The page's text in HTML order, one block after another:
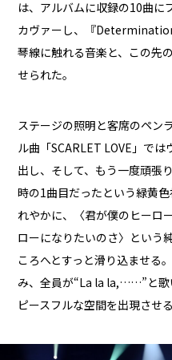
は、アルバムに収録の10曲に
カヴァーし、『
琴線に触れる音楽と、この先
せられた。
ステージの照明と客席のペン
ル曲「SCARLET LOVE」で
出し、そして、もう一度頑張
時の1曲目だったという緑黄
れやかに、〈君が僕のヒーロ
ローになりたいのさ〉という
ころへとすっと滑り込ませる
み、全員が“La la la,……”と歌
ピースフルな空間を出現させる